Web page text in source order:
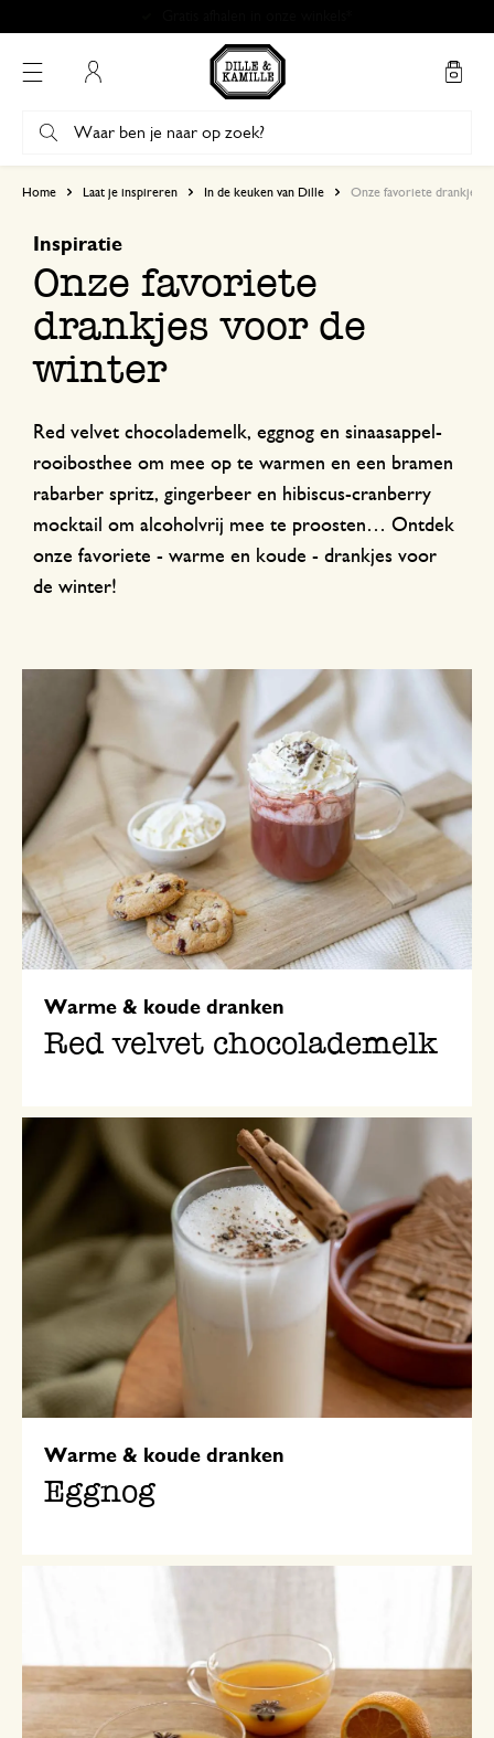
Home Laat je inspireren In de keuken van Dille Onze favoriete drankjes
Inspiratie
Onze favoriete
drankjes voor de
winter
Red velvet chocolademelk, eggnog en sinaasappel-
rooibosthee om mee op te warmen en een bramen
rabarber spritz, gingerbeer en hibiscus-cranberry
mocktail om alcoholvrij mee te proosten… Ontdek
onze favoriete - warme en koude - drankjes voor
de winter!
Warme & koude dranken
Red velvet chocolademelk
Warme & koude dranken
Eggnog